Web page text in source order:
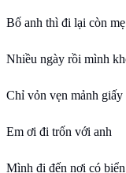
Bố anh thì đi lại còn
Nhiều ngày rồi mình
Chỉ vỏn vẹn mảnh
Em ơi đi trốn với anh
Mình đi đến nơi có